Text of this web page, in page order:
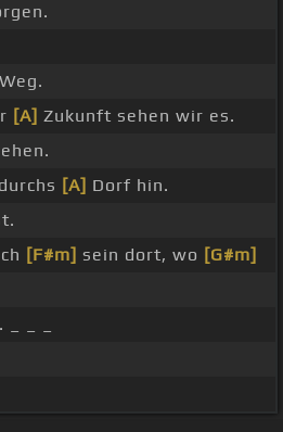
Weg.
[A] Zukunft sehen wir es.
[A] Dorf hin.
[F#m] sein dort, wo [G#m]
_ _ _